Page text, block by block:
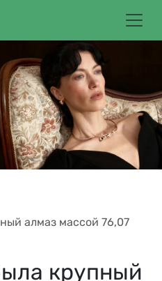
алмаз массой 76,07
крупный